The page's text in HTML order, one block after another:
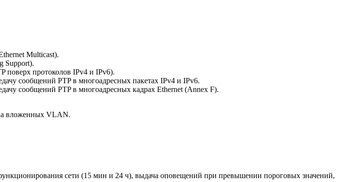
Multicast).
Support).
поверх протоколов IPv4 и IPv6).
сообщений PTP в многоадресных пакетах IPv4 и IPv6.
сообщений PTP в многоадресных кадрах Ethernet (Annex F).
вложенных VLAN.
сети (15 мин и 24 ч), выдача оповещений при превышении пороговых значений,